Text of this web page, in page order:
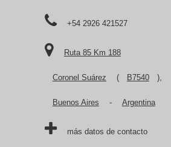
+54 2926 421527
Ruta 85 Km 188
Coronel Suárez ( B7540 ),
Buenos Aires - Argentina
más datos de contacto